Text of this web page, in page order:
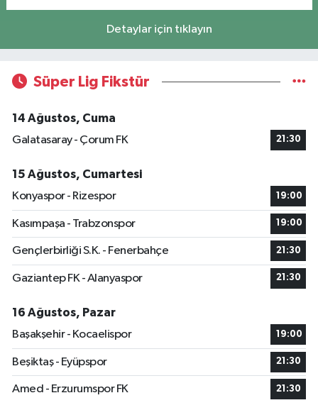
Detaylar için tıklayın
Süper Lig Fikstür
14 Ağustos, Cuma
Galatasaray - Çorum FK
21:30
15 Ağustos, Cumartesi
Konyaspor - Rizespor
19:00
Kasımpaşa - Trabzonspor 19:00
Gençlerbirliği S.K. - Fenerbahçe 21:30
Gaziantep FK - Alanyaspor 21:30
16 Ağustos, Pazar
Başakşehir - Kocaelispor
19:00
Beşiktaş - Eyüpspor 21:30
Amed - Erzurumspor FK 21:30